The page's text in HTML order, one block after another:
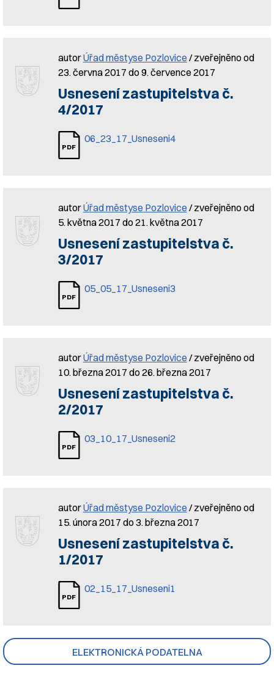
ELEKTRONICKÁ PODATELNA
autorÚřad městyse Pozlovice / zveřejněno od
23. června 2017 do 9. července 2017
Usnesení zastupitelstva č.
4/2017
06_23_17_Usneseni4
autorÚřad městyse Pozlovice / zveřejněno od
5. května 2017 do 21. května 2017
Usnesení zastupitelstva č.
3/2017
05_05_17_Usneseni3
autorÚřad městyse Pozlovice / zveřejněno od
10. března 2017 do 26. března 2017
Usnesení zastupitelstva č.
2/2017
03_10_17_Usneseni2
autorÚřad městyse Pozlovice / zveřejněno od
15. února 2017 do 3. března 2017
Usnesení zastupitelstva č.
1/2017
02_15_17_Usneseni1